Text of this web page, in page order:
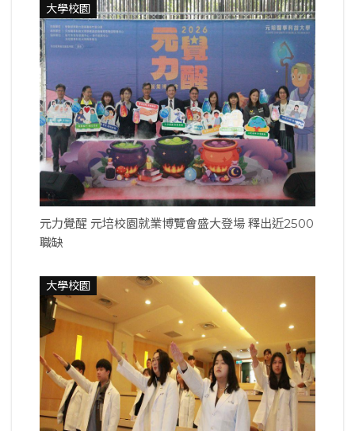
大學校園
元力覺醒 元培校園就業博覽會盛大登場 釋出近2500
職缺
大學校園